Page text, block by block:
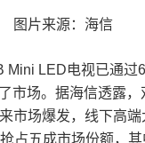
图片来源：海信
Mini LED电视已通过
市场。据海信透露
市场爆发，线下高
占五成市场份额，